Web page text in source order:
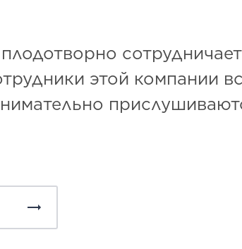
этой компании